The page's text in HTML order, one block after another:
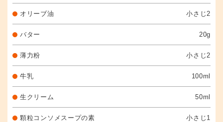
オリーブ油 小さじ2
バター 20g
薄力粉 小さじ2
牛乳 100ml
生クリーム 50ml
顆粒コンソメスープの素 小さじ1